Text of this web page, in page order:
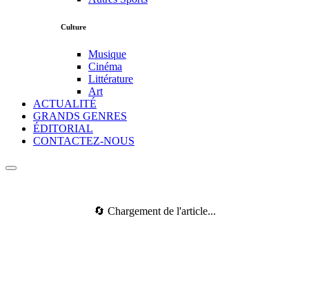
Culture
Musique
Cinéma
Littérature
Art
ACTUALITÉ
GRANDS GENRES
ÉDITORIAL
CONTACTEZ-NOUS
🔄 Chargement de l'article...